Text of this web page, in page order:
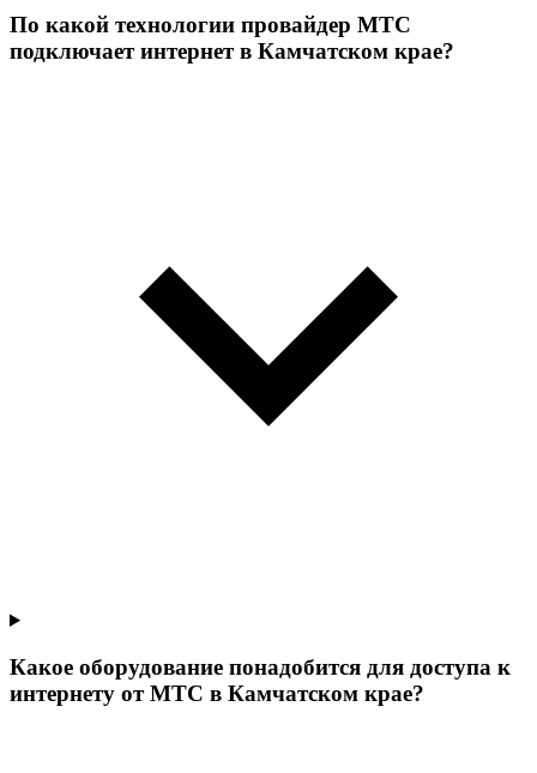
По какой технологии провайдер МТС
подключает интернет в Камчатском крае?
Какое оборудование понадобится для доступа к
интернету от МТС в Камчатском крае?